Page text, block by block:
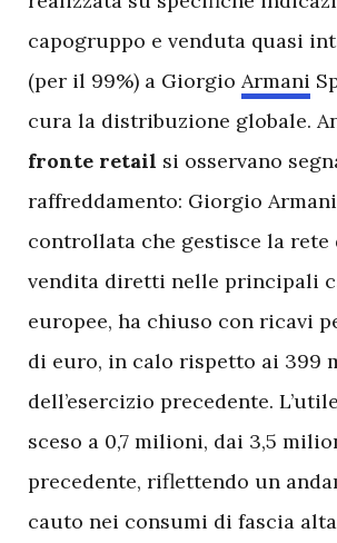
capogruppo e venduta quasi
(per il 99%) a Giorgio Armani
cura la distribuzione globale.
fronte retail si osservano
raffreddamento: Giorgio
controllata che gestisce la
vendita diretti nelle principali
europee, ha chiuso con ricavi
di euro, in calo rispetto ai 399
dell’esercizio precedente.
sceso a 0,7 milioni, dai 3,5
precedente, riflettendo un
cauto nei consumi di fascia